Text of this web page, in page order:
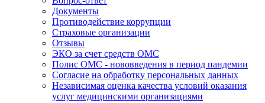
Документы
Противодействие коррупции
Страховые организации
Отзывы
ЭКО за счет средств ОМС
Полис ОМС - нововведения в период пандемии
Согласие на обработку персональных данных
Независимая оценка качества условий оказания
услуг медицинскими организациями